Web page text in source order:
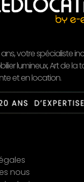
votre spécialiste
lumineux, Art de la
et en location.
nous